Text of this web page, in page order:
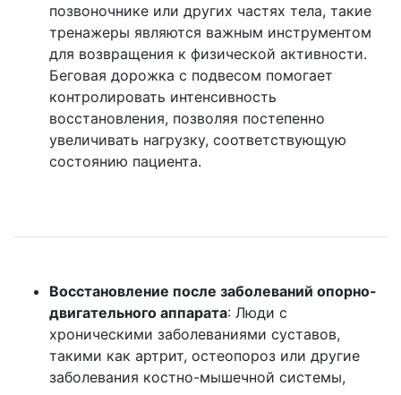
позвоночнике или других частях тела, такие
тренажеры являются важным инструментом
для возвращения к физической активности.
Беговая дорожка с подвесом помогает
контролировать интенсивность
восстановления, позволяя постепенно
увеличивать нагрузку, соответствующую
состоянию пациента.
Восстановление после заболеваний опорно-
двигательного аппарата: Люди с
хроническими заболеваниями суставов,
такими как артрит, остеопороз или другие
заболевания костно-мышечной системы,